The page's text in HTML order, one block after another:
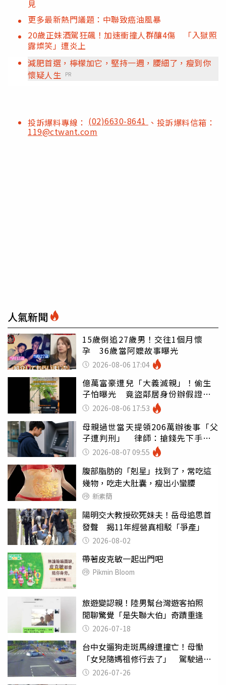
見
更多最新熱門議題：中聯致癌油風暴
20歲正妹酒駕狂飆！加速衝撞人群釀4傷 「入獄照
露燦笑」遭炎上
減肥首選，檸檬加它，堅持一週，腰細了，瘦到你
懷疑人生 PR
投訴爆料專線： (02)6630-8641 、投訴爆料信箱：
119@ctwant.com
人氣新聞
15歲倒追27歲男！交往1個月懷
孕 36歲當阿嬤故事曝光
2026-08-06 17:04
億萬富豪遭兒「大義滅親」！偷生
子怕曝光 竟盜鄰居身份辦假證落
戶 2026-08-06 17:53
母親過世當天提領206萬辦後事「父
子遭判刑」 律師：搶錢先下手是
罪 2026-08-07 09:55
腹部脂肪的「剋星」找到了，常吃這
幾物，吃走大肚囊，瘦出小蠻腰
新素簡
陽明交大教授砍死妹夫！岳母追思首
發聲 揭11年經營真相駁「爭產」
2026-08-02
帶著皮克敏一起出門吧
Pikmin Bloom
旅遊變認親！陸男幫台灣遊客拍照
閒聊驚覺「是失聯大伯」奇蹟重逢
2026-07-18
台中女遛狗走斑馬線遭撞亡！母慟
「女兒隨媽祖修行去了」 駕駛過失
致死判9月
2026-07-26